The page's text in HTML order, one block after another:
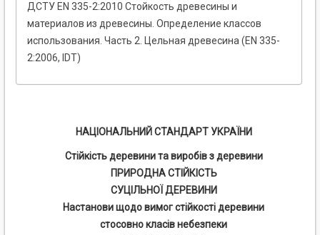
ДСТУ EN 335-2:2010 Стойкость древесины и
материалов из древесины. Определение классов
использования. Часть 2. Цельная древесина (EN 335-
2:2006, IDT)
НАЦІОНАЛЬНИЙ СТАНДАРТ УКРАЇНИ
Стійкість деревини та виробів з деревини
ПРИРОДНА СТІЙКІСТЬ
СУЦІЛЬНОЇ ДЕРЕВИНИ
Настанови щодо вимог стійкості деревини
стосовно класів небезпеки